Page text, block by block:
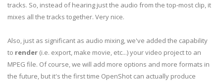
tracks. So, instead of hearing just the audio from the top-most clip, it
mixes all the tracks together. Very nice.
Also, just as significant as audio mixing, we've added the capability
to render (i.e. export, make movie, etc...) your video project to an
MPEG file. Of course, we will add more options and more formats in
the future, but it's the first time OpenShot can actually produce